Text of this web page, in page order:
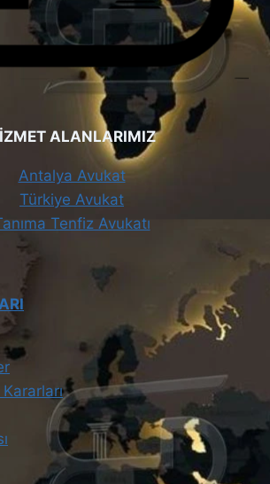
ALANLARIMIZ
Antalya Avukat
Türkiye Avukat
Tenfiz Avukatı